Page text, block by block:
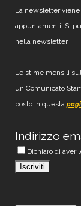
La newsletter viene
appuntamenti. Si
nella newsletter.
Le stime mensili
un Comunicato
posto in questa
Indirizzo
Dichiaro di aver